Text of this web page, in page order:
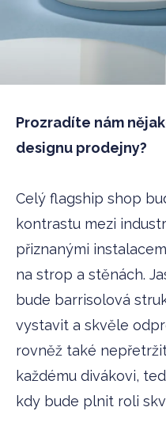
Prozradíte nám
designu prodejny?
Celý flagship shop
kontrastu mezi
přiznanými
na strop a stěnách.
bude barrisolová
vystavit a skvěle
rovněž také
každému divákovi,
kdy bude plnit roli